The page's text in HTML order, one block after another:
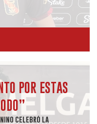
POR ESTAS
celebró la